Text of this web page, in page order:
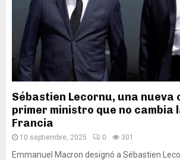
Sébastien Lecornu, una nueva
primer ministro que no cambia
Francia
10 septiembre, 2025 0 301
Emmanuel Macron designó a Sébastien